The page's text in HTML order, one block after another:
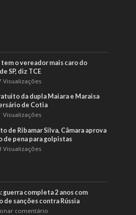
tem o vereador mais caro do
SP, diz TCE
Visualizações
da dupla Maiara e Maraisa
de Cotia
Visualizações
de Ribamar Silva, Câmara aprova
de pena para golpistas
Visualizações
guerra completa 2 anos com
de sanções contra Rússia
comentário